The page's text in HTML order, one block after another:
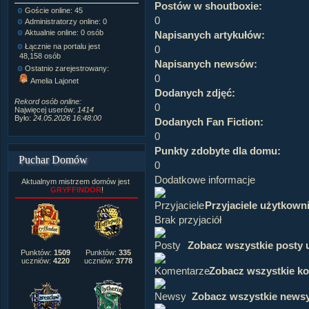
Goście online: 45
Administratorzy online: 0
Aktualnie online: 0 osób
Łącznie na portalu jest
48,158 osób
Ostatnio zarejestrowany:
Amelia Lajonet
Rekord osób online:
Najwięcej userów: 1414
Było: 24.05.2026 16:48:00
Napisanych artykułów:1,087
Dodanych newsów:
Zdjęć w galerii:21,490
Postów na forum:
Komentarzy do materiałów:
222,019
Wlepionych ostrzeżeń:4,170
Puchar Domów
Aktualnym mistrzem domów jest
GRYFFINDOR!
Punktów: 1509
uczniów: 4220
Punktów: 335
uczniów: 3778
Postów w shoutboxie:
0
Napisanych artykułów:
0
Napisanych newsów:
0
Dodanych zdjęć:
0
Dodanych Fan Fiction:
0
Punkty zdobyte dla domu:
0
Dodatkowe informacje
Przyjaciele
Brak przyjaciół
Zobacz wszystkie posty
Zobacz wszystkie
Zobacz wszystkie